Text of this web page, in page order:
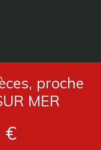
proche
MER
€